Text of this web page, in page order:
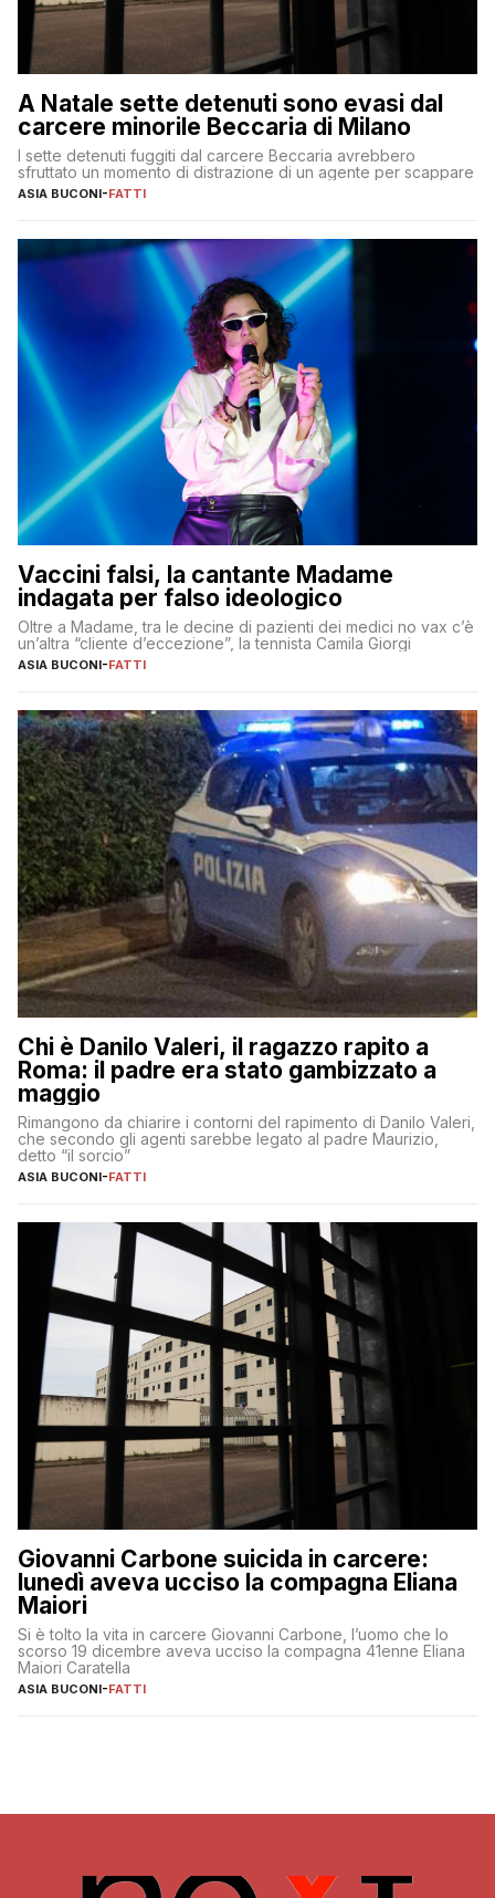
A Natale sette detenuti sono evasi dal
carcere minorile Beccaria di Milano
I sette detenuti fuggiti dal carcere Beccaria avrebbero
sfruttato un momento di distrazione di un agente per scappare
ASIA BUCONI-FATTI
Vaccini falsi, la cantante Madame
indagata per falso ideologico
Oltre a Madame, tra le decine di pazienti dei medici no vax c’è
un’altra “cliente d’eccezione”, la tennista Camila Giorgi
ASIA BUCONI-FATTI
Chi è Danilo Valeri, il ragazzo rapito a
Roma: il padre era stato gambizzato a
maggio
Rimangono da chiarire i contorni del rapimento di Danilo Valeri,
che secondo gli agenti sarebbe legato al padre Maurizio,
detto “il sorcio”
ASIA BUCONI-FATTI
Giovanni Carbone suicida in carcere:
lunedì aveva ucciso la compagna Eliana
Maiori
Si è tolto la vita in carcere Giovanni Carbone, l’uomo che lo
scorso 19 dicembre aveva ucciso la compagna 41enne Eliana
Maiori Caratella
ASIA BUCONI-FATTI